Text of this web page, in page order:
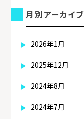
月別アーカイブ
2026年1月
2025年12月
2024年8月
2024年7月